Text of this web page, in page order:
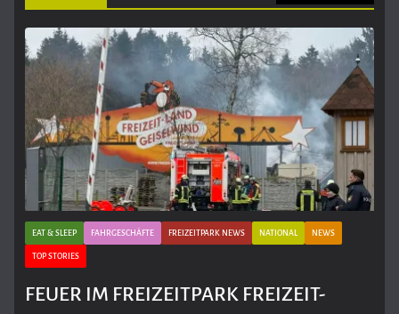
EAT & SLEEP FAHRGESCHÄFTE FREIZEITPARK NEWS NATIONAL NEWS
TOP STORIES
FEUER IM FREIZEITPARK FREIZEIT-